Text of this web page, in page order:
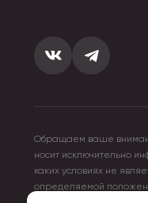
Обращаем ваше
носит исключительно
каких условиях не
определяемой